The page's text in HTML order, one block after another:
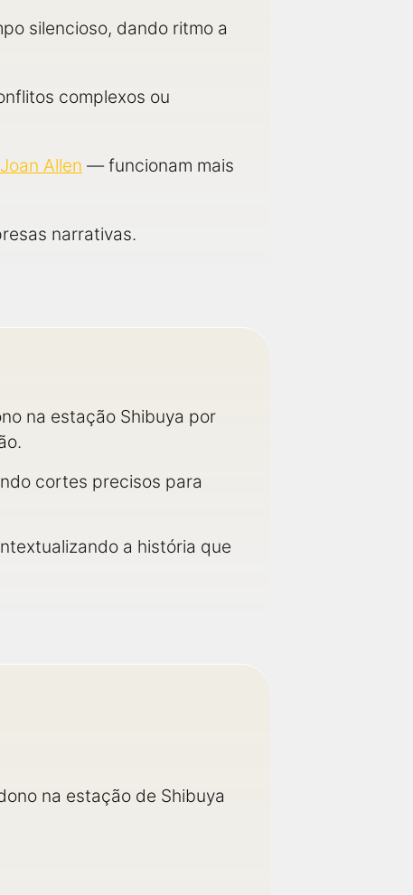
silencioso, dando ritmo a
complexos ou
Joan Allen — funcionam mais
narrativas.
na estação Shibuya por
cortes precisos para
a história que
na estação de Shibuya